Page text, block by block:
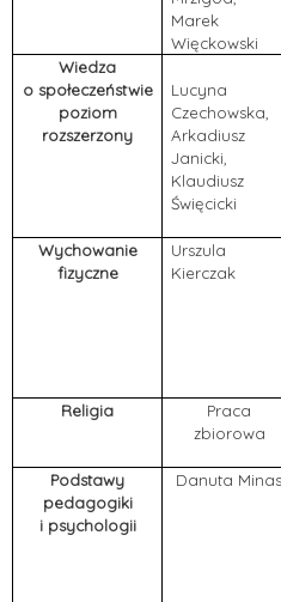
Marek
Więckowski
Wiedza
o społeczeństwie
poziom
rozszerzony
Lucyna
Czechowska,
Arkadiusz
Janicki,
Klaudiusz
Święcicki
Wychowanie
fizyczne
Urszula
Kierczak
Religia
Praca
zbiorowa
Podstawy
pedagogiki
i psychologii
Danuta Minas